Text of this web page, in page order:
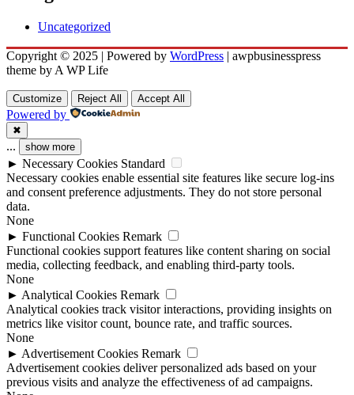
Uncategorized
Copyright © 2025 | Powered by WordPress | awpbusinesspress
theme by A WP Life
Customize Reject All Accept All
Powered by
✖
... show more
► Necessary Cookies Standard
Necessary cookies enable essential site features like secure log-ins
and consent preference adjustments. They do not store personal
data.
None
► Functional Cookies Remark
Functional cookies support features like content sharing on social
media, collecting feedback, and enabling third-party tools.
None
► Analytical Cookies Remark
Analytical cookies track visitor interactions, providing insights on
metrics like visitor count, bounce rate, and traffic sources.
None
► Advertisement Cookies Remark
Advertisement cookies deliver personalized ads based on your
previous visits and analyze the effectiveness of ad campaigns.